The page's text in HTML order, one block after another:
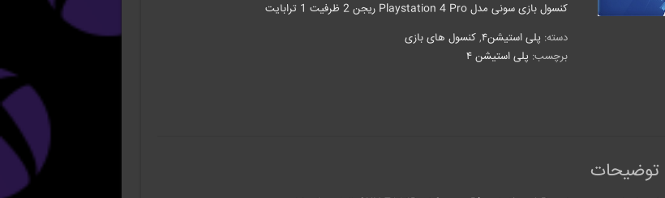
کنسول بازی سونی مدل Playstation 4 Pro ریجن 2 ظرفیت 1 ترابایت
دسته: پلی استیشن۴ , کنسول های بازی
برچسب: پلی استیشن ۴
توضیحات